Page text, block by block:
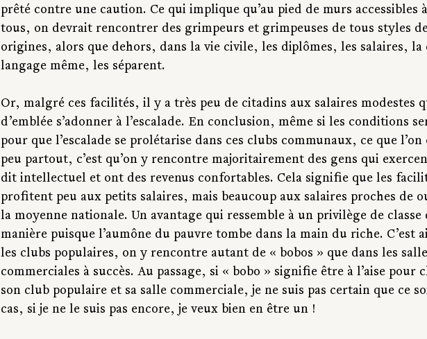
prêté contre une caution. Ce qui implique qu’au pied de murs accessibles
tous, on devrait rencontrer des grimpeurs et grimpeuses de tous styles
origines, alors que dehors, dans la vie civile, les diplômes, les salaires,
langage même, les séparent.
Or, malgré ces facilités, il y a très peu de citadins aux salaires modestes
d’emblée s’adonner à l’escalade. En conclusion, même si les conditions
pour que l’escalade se prolétarise dans ces clubs communaux, ce que l’on
peu partout, c’est qu’on y rencontre majoritairement des gens qui
dit intellectuel et ont des revenus confortables. Cela signifie que les
profitent peu aux petits salaires, mais beaucoup aux salaires proches de
la moyenne nationale. Un avantage qui ressemble à un privilège de classe
manière puisque l’aumône du pauvre tombe dans la main du riche. C’est
les clubs populaires, on y rencontre autant de « bobos » que dans les
commerciales à succès. Au passage, si « bobo » signifie être à l’aise pour
son club populaire et sa salle commerciale, je ne suis pas certain que ce
cas, si je ne le suis pas encore, je veux bien en être un !